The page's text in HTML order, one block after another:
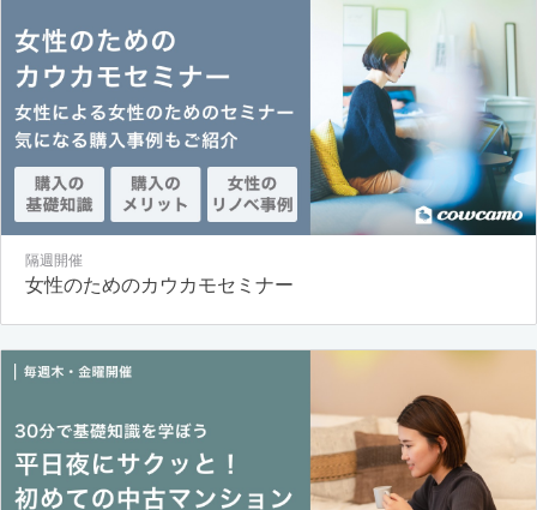
隔週開催
女性のためのカウカモセミナー